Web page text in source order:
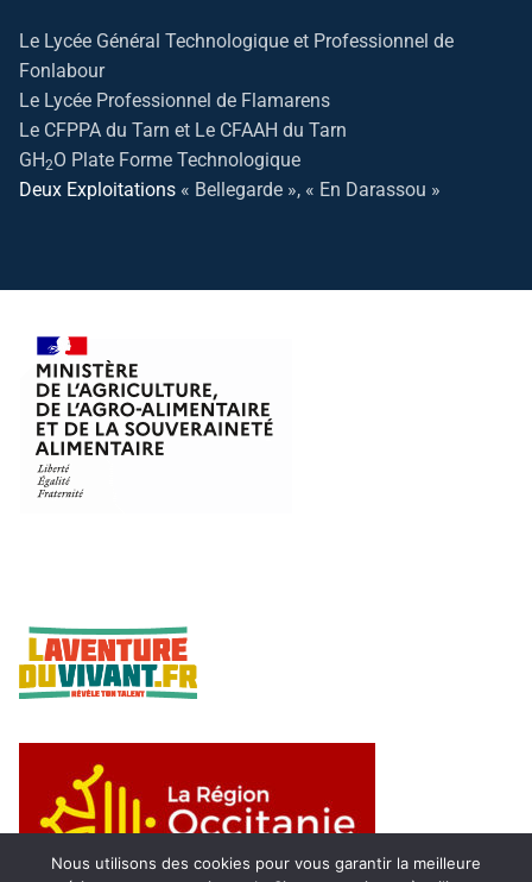
Le Lycée Général Technologique et Professionnel de
Fonlabour
Le Lycée Professionnel de Flamarens
Le CFPPA du Tarn et Le CFAAH du Tarn
GH2O Plate Forme Technologique
Deux Exploitations « Bellegarde », « En Darassou »
Nous utilisons des cookies pour vous garantir la meilleure